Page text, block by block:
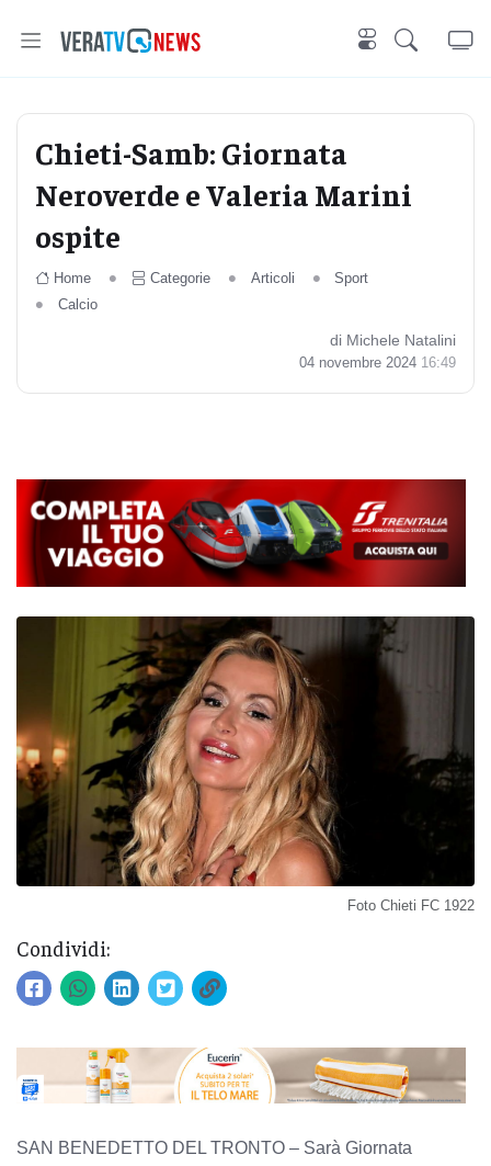
Chieti-Samb: Giornata
Neroverde e Valeria Marini
ospite
Home Categorie Articoli
Sport
Calcio
di Michele Natalini
04 novembre 2024 16:49
Foto Chieti FC 1922
Condividi:
SAN BENEDETTO DEL TRONTO – Sarà Giornata